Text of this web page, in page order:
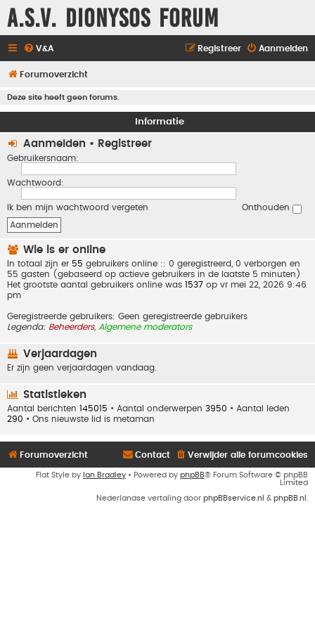
A.S.V. Dionysos Forum
V&A Aanmelden
Registreer
Forumoverzicht
Deze site heeft geen forums.
Informatie
Aanmelden • Registreer
Gebruikersnaam:
Wachtwoord:
Ik ben mijn wachtwoord vergeten Onthouden
Wie is er online
In totaal zijn er 55 gebruikers online :: 0 geregistreerd, 0 verborgen en
55 gasten (gebaseerd op actieve gebruikers in de laatste 5 minuten)
Het grootste aantal gebruikers online was 1537 op vr mei 22, 2026 9:46
pm
Geregistreerde gebruikers: Geen geregistreerde gebruikers
Legenda: Beheerders, Algemene moderators
Verjaardagen
Er zijn geen verjaardagen vandaag.
Statistieken
Aantal berichten 145015 • Aantal onderwerpen 3950 • Aantal leden
290 • Ons nieuwste lid is metaman
Forumoverzicht Verwijder alle forumcookies
Contact
Flat Style by Ian Bradley • Powered by phpBB® Forum Software © phpBB
Limited
Nederlandse vertaling door phpBBservice.nl & phpBB.nl